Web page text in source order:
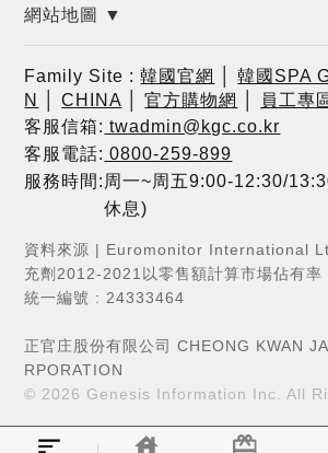
網站地圖 ▼
Family Site :韓國官網 │韓國SPA
N
│CHINA │官方購物網 員工專
客服信箱: twadmin@kgc.co.kr
客服電話: 0800-259-899
服務時間:周一~周五9:00-12:30/
休息)
資料來源 | Euromonitor International
充劑2012-2021以零售額計算市場佔有率
統一編號 : 24333464
正官庄股份有限公司 CHEONG KWAN
RPORATION
© 2026 Genesis Information Inc. All